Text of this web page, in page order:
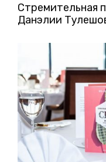
Стремительная
Данэлии